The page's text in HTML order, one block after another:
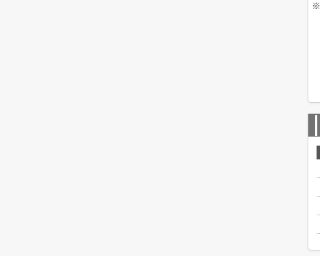
※